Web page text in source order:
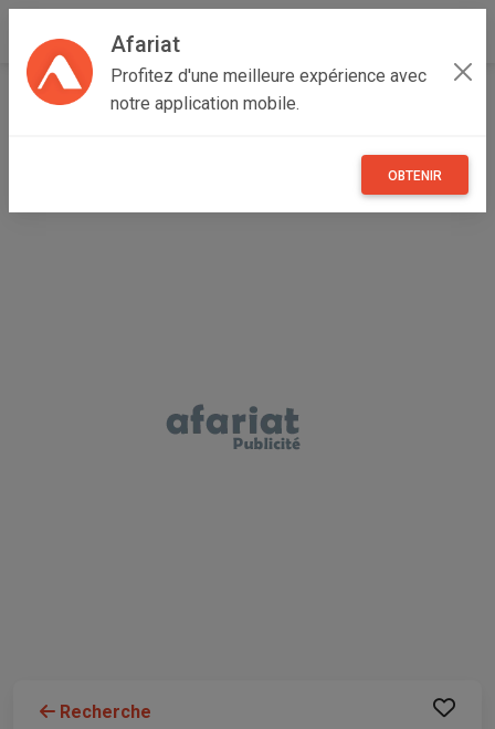
Afariat
Profitez d'une meilleure expérience avec
notre application mobile.
OBTENIR
Accueil Vêtements et objets personnels
lunettes de chez Dior masque(authentique)
Recherche